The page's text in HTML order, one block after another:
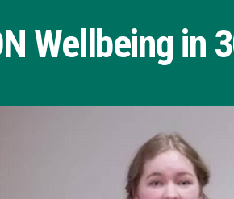
Wellbeing in